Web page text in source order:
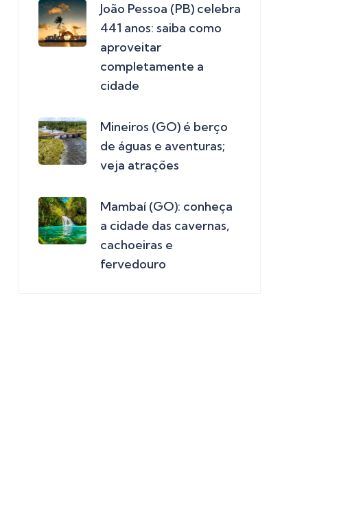
João Pessoa (PB) celebra
441 anos: saiba como
aproveitar
completamente a
cidade
Mineiros (GO) é berço
de águas e aventuras;
veja atrações
Mambaí (GO): conheça
a cidade das cavernas,
cachoeiras e
fervedouro